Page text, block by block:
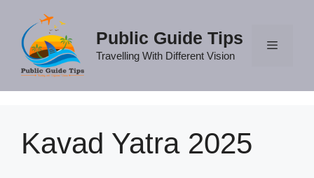
content
Public Guide Tips
Travelling With Different Vision
Kavad Yatra 2025